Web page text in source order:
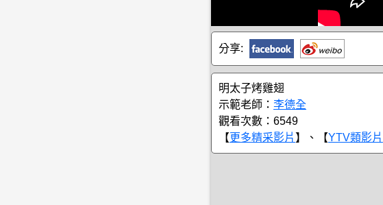
分享:
明太子烤雞翅
示範老師： 李德全
觀看次數：6549
【更多精采影片 】、【YTV類影片